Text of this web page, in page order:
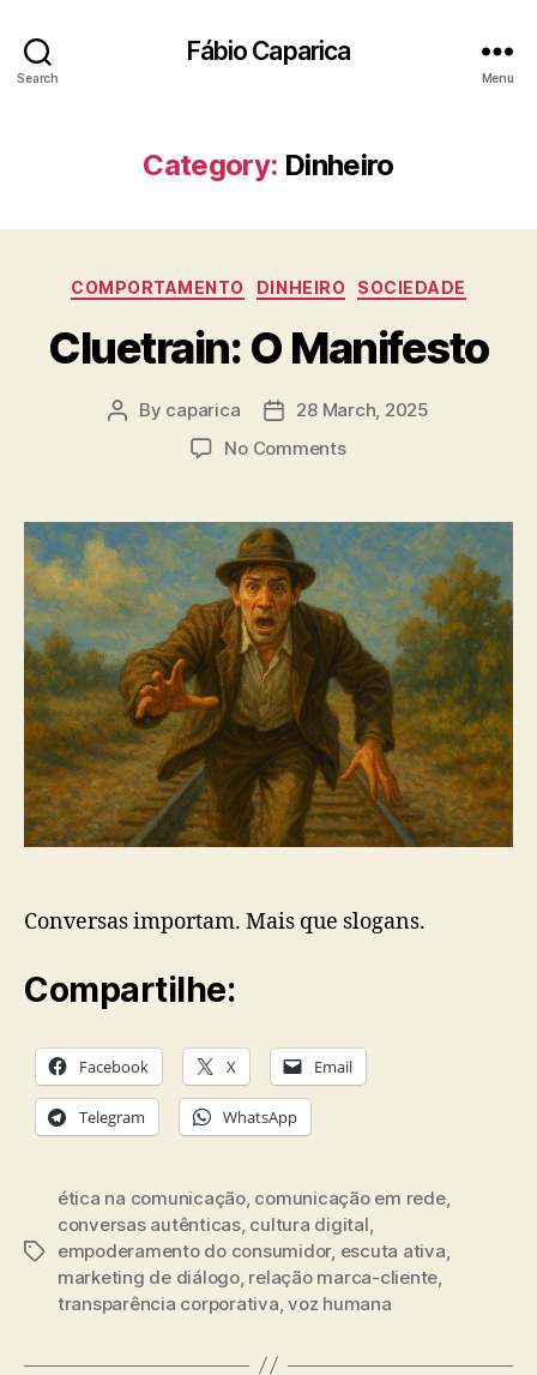
Search
Fábio Caparica
Menu
Category: Dinheiro
Categories
COMPORTAMENTO DINHEIRO SOCIEDADE
Cluetrain: O Manifesto
Post
By caparica
Post28 March, 2025
No Commentson
Manifesto
Conversas importam. Mais que slogans.
Compartilhe:
Facebook X Email
Telegram WhatsApp
Tags
ética na comunicação, comunicação em rede,
conversas autênticas, cultura digital,
empoderamento do consumidor, escuta ativa,
marketing de diálogo, relação marca-cliente,
transparência corporativa,voz humana